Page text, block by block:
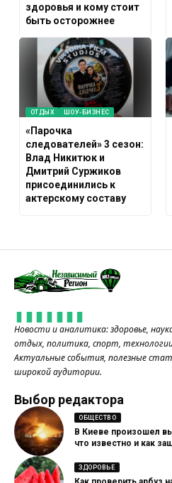
здоровья и кому стоит
быть осторожнее
ОТДЫХ ШОУ-БИЗНЕС
«Парочка
следователей» 3 сезон:
Влад Никитюк и
Дмитрий Суржиков
присоединились к
актерскому составу
Новости и аналитика: здоровье,
отдых, политика, спорт,
Актуальные события, полезные
широкой аудитории.
Выбор редактора
ОБЩЕСТВО
В Киеве произошел
что известно и как
ЗДОРОВЬЕ